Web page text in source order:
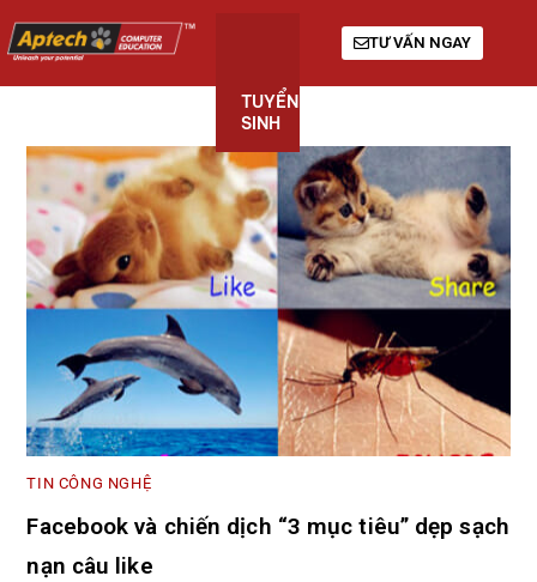
TUYỂN
SINH
TƯ VẤN NGAY
TIN CÔNG NGHỆ
Facebook và chiến dịch “3 mục tiêu” dẹp sạch
nạn câu like